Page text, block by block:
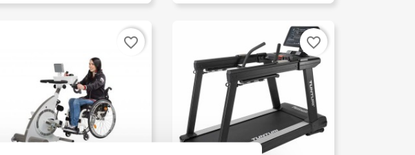
favorite_border favorite_border